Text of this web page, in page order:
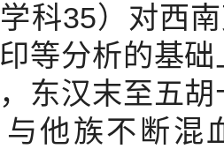
科35）对西
等分析的基
东汉末至五
他族不断混